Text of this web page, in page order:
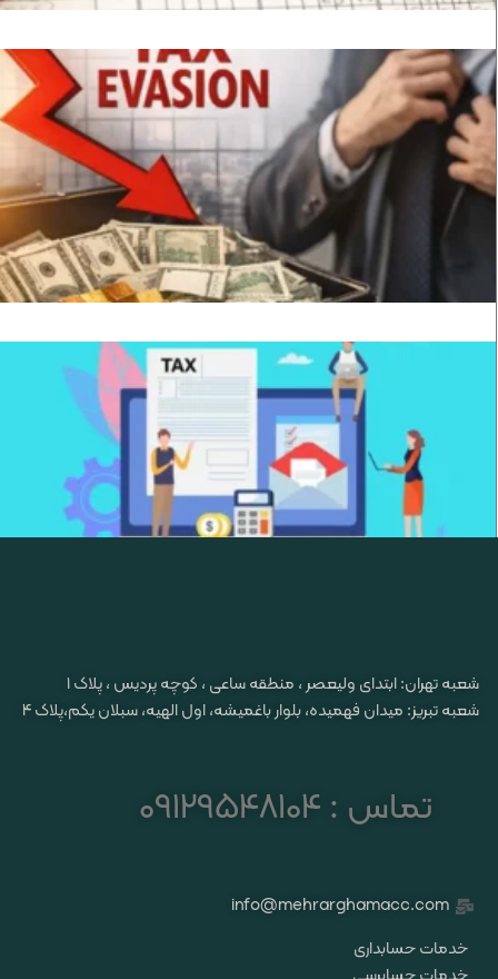
شعبه تهران: ابتدای ولیعصر ، منطقه ساعی ، کوچه پردیس ، پلاک ۱
شعبه تبریز: میدان فهمیده، بلوار باغمیشه، اول الهیه، سبلان یکم،پلاک 4
تماس : 09129548104
info@mehrarghamacc.com
خدمات حسابداری